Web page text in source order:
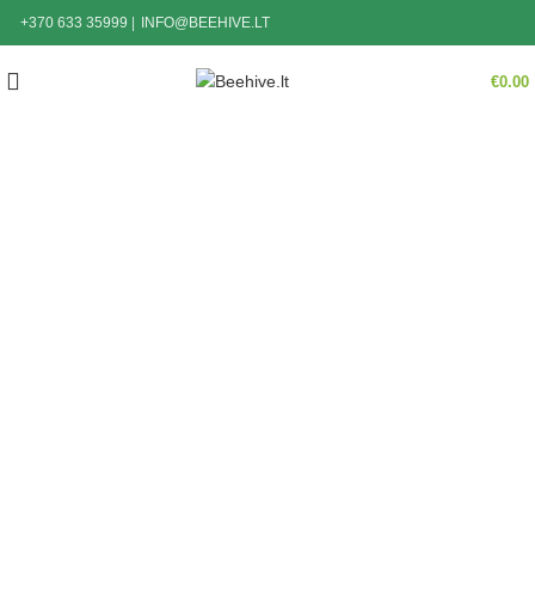
+370 633 35999 INFO@BEEHIVE.LT
€0.00